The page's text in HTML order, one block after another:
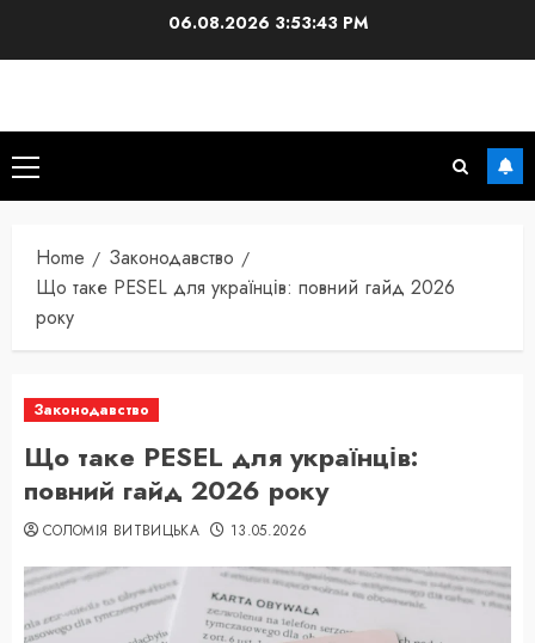
06.08.2026 3:53:44 PM
Primary
Menu
Home
Законодавство
Що таке PESEL для українців: повний гайд 2026
року
Законодавство
Що таке PESEL для українців:
повний гайд 2026 року
СОЛОМІЯ ВИТВИЦЬКА 13.05.2026